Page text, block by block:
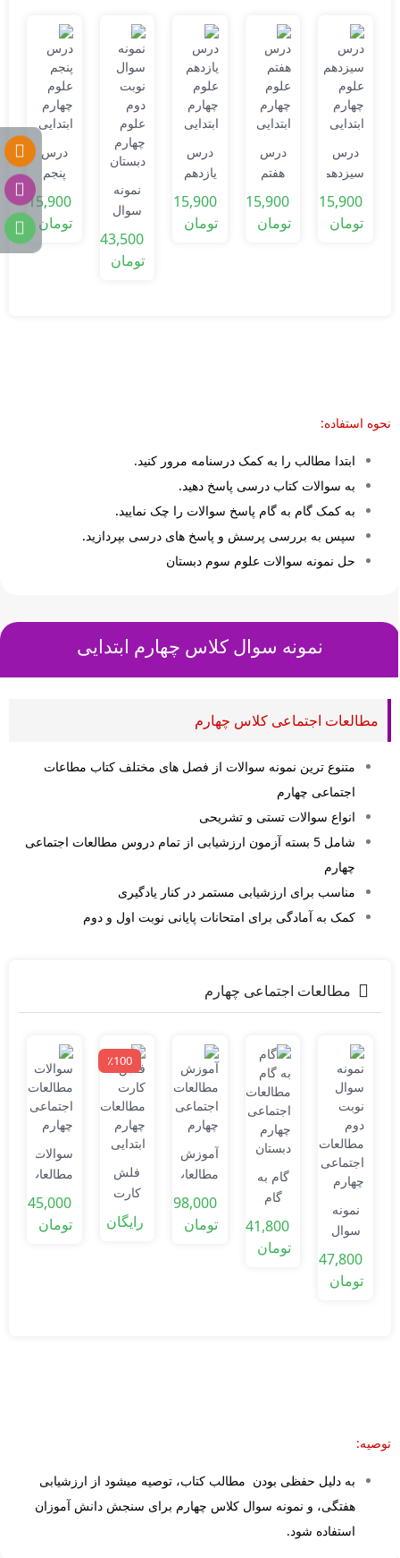
درس
سیزدهم
علوم
چهارم
ابتدایی
15,900
تومان
درس
هفتم
علوم
چهارم
ابتدایی
15,900
تومان
درس
یازدهم
علوم
چهارم
ابتدایی
15,900
تومان
نمونه
سوال
نوبت
دوم
علوم
43,500
تومان
درس
پنجم
علوم
چهارم
ابتدایی
15,900
تومان
نحوه استفاده:
ابتدا مطالب را به کمک درسنامه مرور کنید.
به سوالات کتاب درسی پاسخ دهید.
به کمک گام به گام پاسخ سوالات را چک نمایید.
سپس به بررسی پرسش و پاسخ های درسی بپردازید.
حل نمونه سوالات علوم سوم دبستان
نمونه سوال کلاسچهارم ابتدایی
مطالعات اجتماعی کلاس چهارم
متنوع ترین نمونه سوالات از فصل های مختلف کتاب مطاعات
اجتماعی چهارم
انواع سوالات تستی و تشریحی
شامل 5 بسته آزمون ارزشیابی از تمام دروس مطالعات اجتماعی
چهارم
مناسب برای ارزشیابی مستمر در کنار یادگیری
کمک به آمادگی برای امتحانات پایانی نوبت اول و دوم
مطالعات اجتماعی چهارم
نمونه
سوال
نوبت
دوم
مطالعات
47,800
تومان
گام به
گام
مطالعات
اجتماعی
چهارم
41,800
تومان
آموزش
مطالعات
اجتماعی
چهارم
98,000
تومان
٪100
فلش
کارت
مطالعات
چهارم
رایگان
سوالات
مطالعات
اجتماعی
چهارم
45,000
تومان
توصیه:
به دلیل حفظی بودن مطالب کتاب، توصیه میشود از ارزشیابی
هفتگی، و نمونه سوال کلاس چهارم برای سنجش دانش آموزان
استفاده شود.